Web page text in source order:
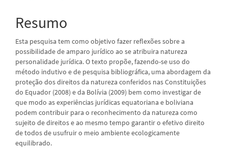
Resumo
Esta pesquisa tem como objetivo fazer reflexões sobre a
possibilidade de amparo jurídico ao se atribuira natureza
personalidade jurídica. O texto propõe, fazendo-se uso do
método indutivo e de pesquisa bibliográfica, uma abordagem da
proteção dos direitos da natureza conferidos nas Constituições
do Equador (2008) e da Bolívia (2009) bem como investigar de
que modo as experiências jurídicas equatoriana e boliviana
podem contribuir para o reconhecimento da natureza como
sujeito de direitos e ao mesmo tempo garantir o efetivo direito
de todos de usufruir o meio ambiente ecologicamente
equilibrado.